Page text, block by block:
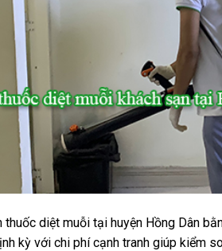
thuốc diệt muỗi tại huyện Hồng Dân
kỳ với chi phí cạnh tranh giúp kiểm